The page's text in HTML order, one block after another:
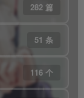
282 篇
51 条
116 个